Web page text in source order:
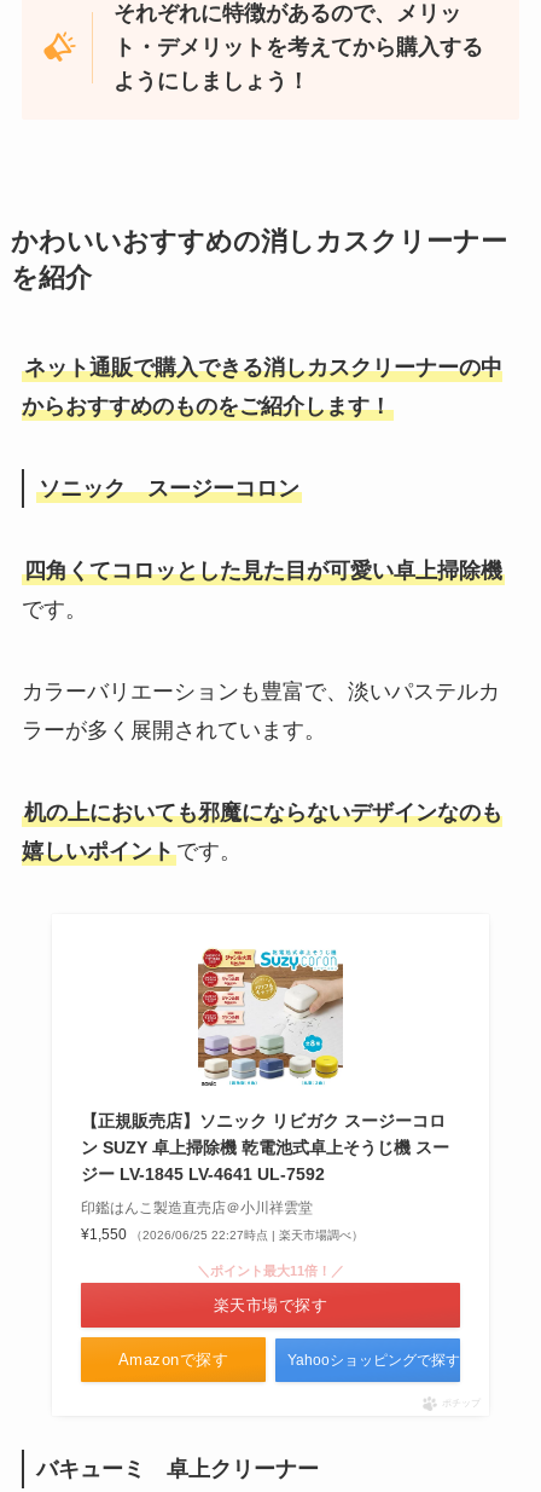
それぞれに特徴があるので、メリッ
ト・デメリットを考えてから購入する
ようにしましょう！
かわいいおすすめの消しカスクリーナー
を紹介
ネット通販で購入できる消しカスクリーナーの中
からおすすめのものをご紹介します！
ソニック スージーコロン
四角くてコロッとした見た目が可愛い卓上掃除機
です。
カラーバリエーションも豊富で、淡いパステルカ
ラーが多く展開されています。
机の上においても邪魔にならないデザインなのも
嬉しいポイントです。
【正規販売店】ソニック リビガク スージーコロ
ン SUZY 卓上掃除機 乾電池式卓上そうじ機 スー
ジー LV-1845 LV-4641 UL-7592
印鑑はんこ製造直売店＠小川祥雲堂
¥1,550
（2026/06/25 22:27時点 | 楽天市場調べ）
Amazonで探す
＼ポイント最大11倍！／
楽天市場で探す
Yahooショッピングで探す
ポチップ
バキューミ 卓上クリーナー